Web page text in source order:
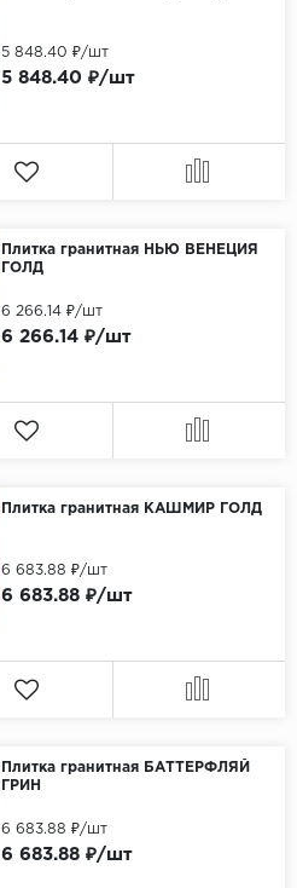
5 848.40 ₽/шт
5 848.40 ₽/шт
Плитка гранитная НЬЮ ВЕНЕЦИЯ
ГОЛД
6 266.14 ₽/шт
6 266.14 ₽/шт
Плитка гранитная КАШМИР ГОЛД
6 683.88 ₽/шт
6 683.88 ₽/шт
Плитка гранитная БАТТЕРФЛЯЙ
ГРИН
6 683.88 ₽/шт
6 683.88 ₽/шт